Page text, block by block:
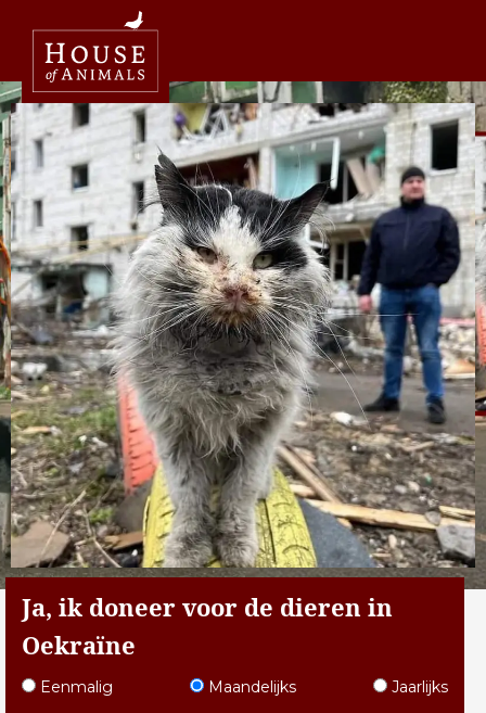
Ja, ik doneer voor de dieren in
Oekraïne
Eenmalig Maandelijks Jaarlijks